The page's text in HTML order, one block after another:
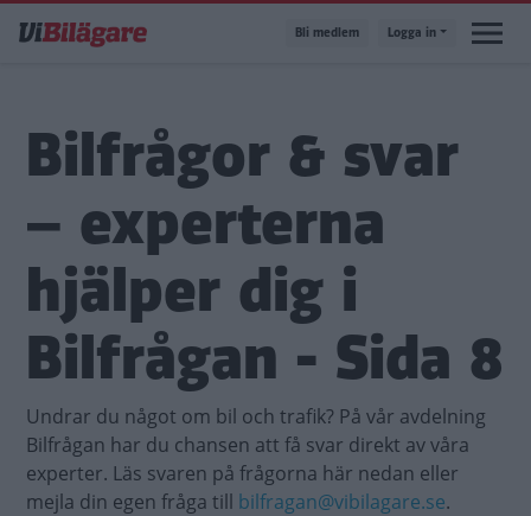
till
Bli medlem Logga in
Bilfrågor & svar
– experterna
hjälper dig i
Bilfrågan - Sida 8
Undrar du något om bil och trafik? På vår avdelning
Bilfrågan har du chansen att få svar direkt av våra
experter. Läs svaren på frågorna här nedan eller
mejla din egen fråga till bilfragan@vibilagare.se.